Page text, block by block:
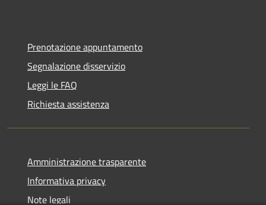
Prenotazione appuntamento
Segnalazione disservizio
Leggi le FAQ
Richiesta assistenza
Amministrazione trasparente
Informativa privacy
Note legali